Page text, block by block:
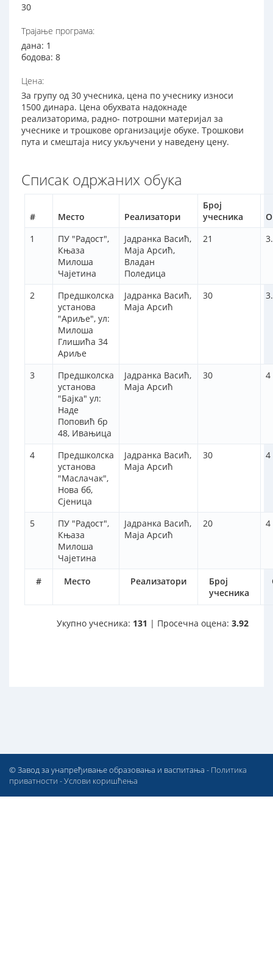
30
Трајање програма:
дана: 1
бодова: 8
Цена:
За групу од 30 учесника, цена по учеснику износи
1500 динара. Цена обухвата надокнаде
реализаторима, радно- потрошни материјал за
учеснике и трошкове организације обуке. Трошкови
пута и смештаја нису укључени у наведену цену.
Списак одржаних обука
# Место Реализатори
Број
учесника
# Место Реализатори
Број
учесника
1
ПУ "Радост",
Књаза
Милоша
Чајетина
Јадранка Васић,
Маја Арсић,
Владан
Поледица
21
2
Предшколска
установа
"Ариље", ул:
Милоша
Глишића 34
Ариље
Јадранка Васић,
Маја Арсић
30
3
Предшколска
установа
"Бајка" ул:
Наде
Поповић бр
48, Ивањица
Јадранка Васић,
Маја Арсић
30 4
4
Предшколска
установа
"Маслачак",
Нова бб,
Сјеница
Јадранка Васић,
Маја Арсић
30 4
5
ПУ "Радост",
Књаза
Милоша
Чајетина
Јадранка Васић,
Маја Арсић
20 4
Укупно учесника: 131 | Просечна оцена: 3.92
© Завод за унапређивање образовања и васпитања - Политика
приватности -Услови коришћења